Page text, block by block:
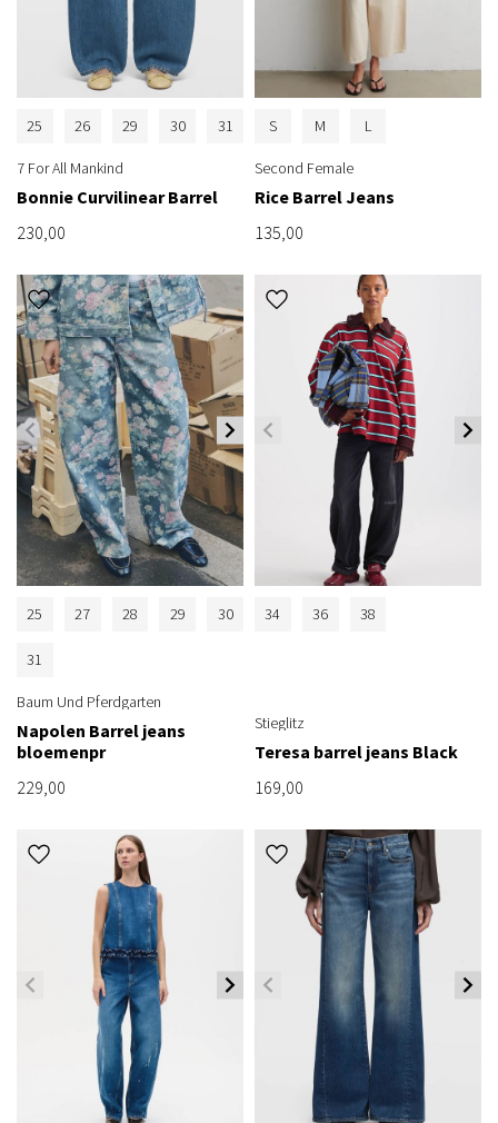
25 26 29 30 31
7 For All Mankind
Bonnie Curvilinear Barrel
230,00
S M L
Second Female
Rice Barrel Jeans
135,00
25 27 28 29 30
31
Baum Und Pferdgarten
Napolen Barrel jeans
bloemenpr
229,00
34 36 38
Stieglitz
Teresa barrel jeans Black
169,00